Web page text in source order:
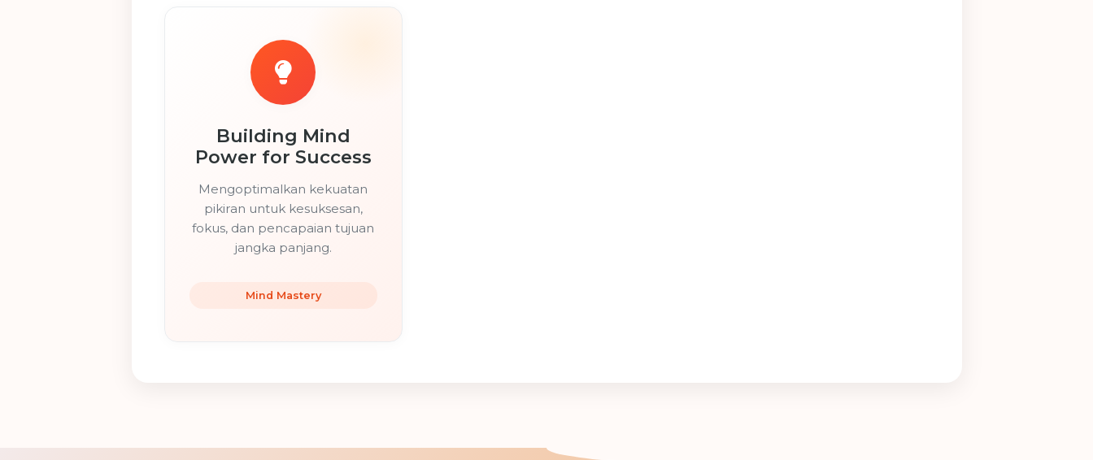
Building Mind
Power for Success
Mengoptimalkan kekuatan
pikiran untuk kesuksesan,
fokus, dan pencapaian tujuan
jangka panjang.
Mind Mastery